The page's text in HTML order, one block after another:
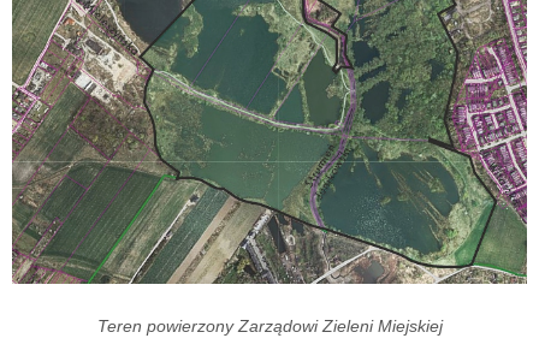
Teren powierzony Zarządowi Zieleni Miejskiej